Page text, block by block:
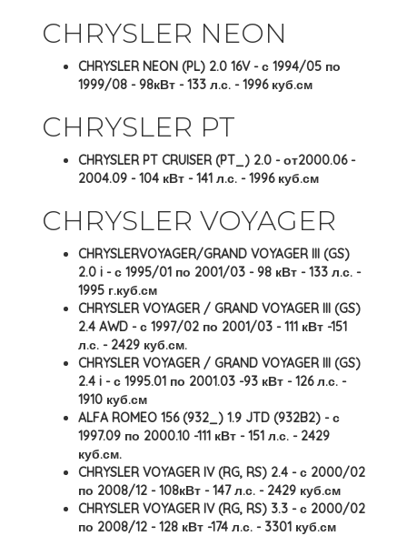
CHRYSLER NEON
CHRYSLER NEON (PL) 2.0 16V - с 1994/05 по
1999/08 - 98кВт - 133 л.с. - 1996 куб.см
CHRYSLER PT
CHRYSLER PT CRUISER (PT_) 2.0 - от2000.06 -
2004.09 - 104 кВт - 141 л.с. - 1996 куб.см
CHRYSLER VOYAGER
CHRYSLERVOYAGER/GRAND VOYAGER III (GS)
2.0 i - с 1995/01 по 2001/03 - 98 кВт - 133 л.с. -
1995 г.куб.см
CHRYSLER VOYAGER / GRAND VOYAGER III (GS)
2.4 AWD - с 1997/02 по 2001/03 - 111 кВт -151
л.с. - 2429 куб.см.
CHRYSLER VOYAGER / GRAND VOYAGER III (GS)
2.4 i - с 1995.01 по 2001.03 -93 кВт - 126 л.с. -
1910 куб.см
ALFA ROMEO 156 (932_) 1.9 JTD (932B2) - с
1997.09 по 2000.10 -111 кВт - 151 л.с. - 2429
куб.см.
CHRYSLER VOYAGER IV (RG, RS) 2.4 - с 2000/02
по 2008/12 - 108кВт - 147 л.с. - 2429 куб.см
CHRYSLER VOYAGER IV (RG, RS) 3.3 - с 2000/02
по 2008/12 - 128 кВт -174 л.с. - 3301 куб.см